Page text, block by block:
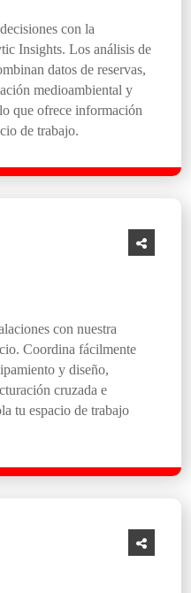
con la
Insights. Los análisis de
datos de reservas,
medioambiental y
que ofrece información
de trabajo.
con nuestra
Coordina fácilmente
y diseño,
cruzada e
tu espacio de trabajo